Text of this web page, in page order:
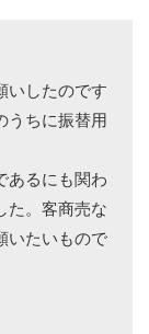
いしたのです
うちに振替用
あるにも関わ
た。客商売な
いたいもので